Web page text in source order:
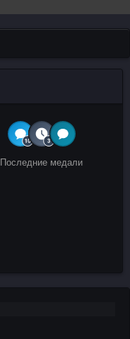
Последние медали